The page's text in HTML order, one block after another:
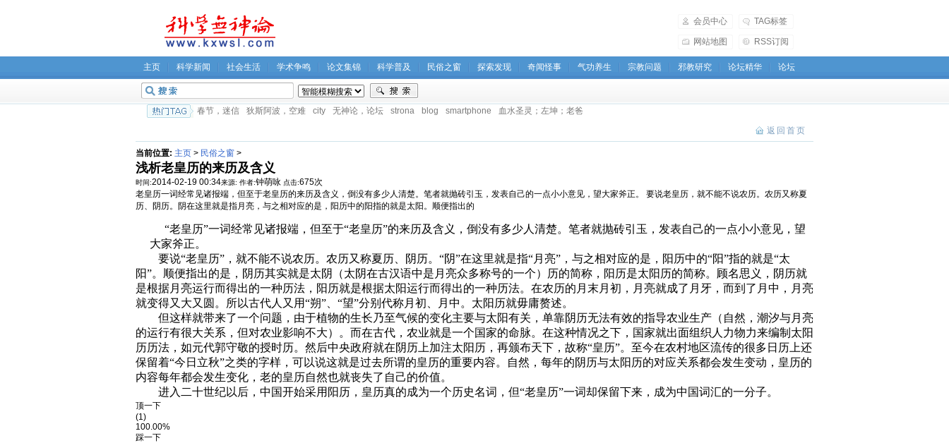
会员中心 TAG标签
网站地图 RSS订阅
主页 科学新闻 社会生活 学术争鸣 论文集锦 科学普及 民俗之窗 探索发现 奇闻怪事 气功养生 宗教问题 邪教研究 论坛精华 论坛
春节，迷信 狄斯阿波，空难 city 无神论，论坛 strona blog smartphone
血水圣灵；左坤；老爸
返回首页
当前位置: 主页 > 民俗之窗 >
浅析老皇历的来历及含义
时间:2014-02-19 00:34来源: 作者:钟萌咏 点击:675次
老皇历一词经常见诸报端，但至于老皇历的来历及含义，倒没有多少人清楚。笔者就抛砖引玉，发表自己的一点小小意见，望大家斧正。 要说老皇历，就不能不说农历。农历又称夏
历、阴历。阴在这里就是指月亮，与之相对应的是，阳历中的阳指的就是太阳。顺便指出的
“老皇历”一词经常见诸报端，但至于“老皇历”的来历及含义，倒没有多少人清楚。笔者就抛砖引玉，发表自己的一点小小意见，望
大家斧正。
要说“老皇历”，就不能不说农历。农历又称夏历、阴历。“阴”在这里就是指“月亮”，与之相对应的是，阳历中的“阳”指的就是“太
阳”。顺便指出的是，阴历其实就是太阴（太阴在古汉语中是月亮众多称号的一个）历的简称，阳历是太阳历的简称。顾名思义，阴历就
是根据月亮运行而得出的一种历法，阳历就是根据太阳运行而得出的一种历法。在农历的月末月初，月亮就成了月牙，而到了月中，月亮
就变得又大又圆。所以古代人又用“朔”、“望”分别代称月初、月中。太阳历就毋庸赘述。
但这样就带来了一个问题，由于植物的生长乃至气候的变化主要与太阳有关，单靠阴历无法有效的指导农业生产 （自然，潮汐与月亮
的运行有很大关系，但对农业影响不大）
。而在古代，农业就是一个国家的命脉。在这种情况之下，国家就出面组织人力物力来编制太阳
历历法，如元代郭守敬的授时历。然后中央政府就在阴历上加注太阳历，再颁布天下，故称“皇历”。至今在农村地区流传的很多日历上还
保留着“今日立秋”之类的字样，可以说这就是过去所谓的皇历的重要内容。自然，每年的阴历与太阳历的对应关系都会发生变动，皇历的
内容每年都会发生变化，老的皇历自然也就丧失了自己的价值。
进入二十世纪以后，中国开始采用阳历，皇历真的成为一个历史名词，但“老皇历”一词却保留下来，成为中国词汇的一分子。
顶一下
(1)
100.00%
踩一下